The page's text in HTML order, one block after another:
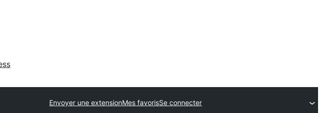
Envoyer une extensionMes favorisSe connecter